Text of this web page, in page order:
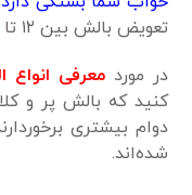
تعویض بالش بین ۱۲ تا ۱۴ ماهگی ضروری است.
در موردمعرفی انواع
کنید که بالش پر و
دوام بیشتری
شده‌اند.